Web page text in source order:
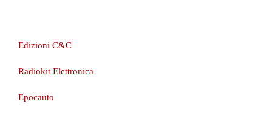
Edizioni C&C
Radiokit Elettronica
Epocauto